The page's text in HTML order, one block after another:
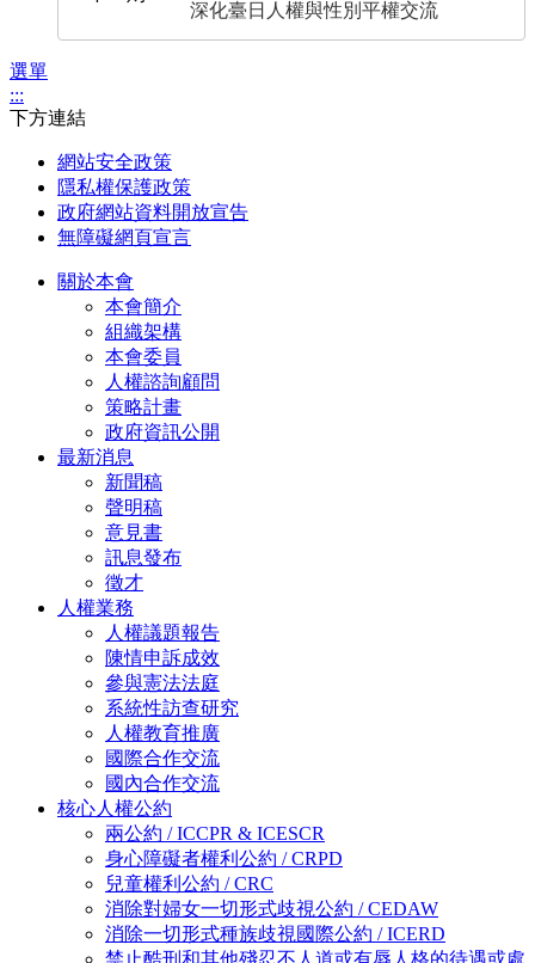
深化臺日人權與性別平權交流
選單
:::
下方連結
網站安全政策
隱私權保護政策
政府網站資料開放宣告
無障礙網頁宣言
關於本會
本會簡介
組織架構
本會委員
人權諮詢顧問
策略計畫
政府資訊公開
最新消息
新聞稿
聲明稿
意見書
訊息發布
徵才
人權業務
人權議題報告
陳情申訴成效
參與憲法法庭
系統性訪查研究
人權教育推廣
國際合作交流
國內合作交流
核心人權公約
兩公約 / ICCPR & ICESCR
身心障礙者權利公約 / CRPD
兒童權利公約 / CRC
消除對婦女一切形式歧視公約 / CEDAW
消除一切形式種族歧視國際公約 / ICERD
禁止酷刑和其他殘忍不人道或有辱人格的待遇或處